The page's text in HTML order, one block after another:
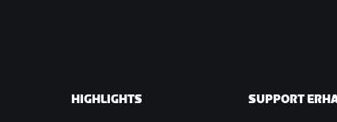
HIGHLIGHTS SUPPORT